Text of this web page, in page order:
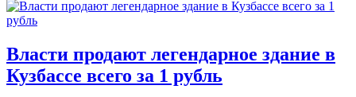
Власти продают легендарное здание в
Кузбассе всего за 1 рубль